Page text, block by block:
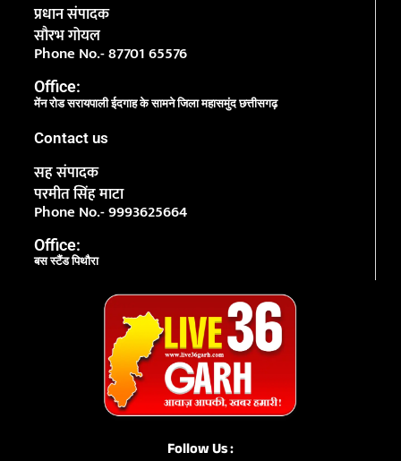
प्रधान संपादक
सौरभ गोयल
Phone No.- 87701 65576
Office:
मेंन रोड सरायपाली ईदगाह के सामने जिला महासमुंद छत्तीसगढ़
Contact us
सह संपादक
परमीत सिंह माटा
Phone No.- 9993625664
Office:
बस स्टैंड पिथौरा
Follow Us :